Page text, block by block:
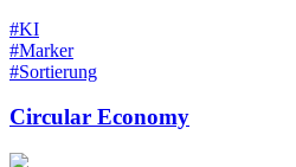
#KI
#Marker
#Sortierung
Circular Economy